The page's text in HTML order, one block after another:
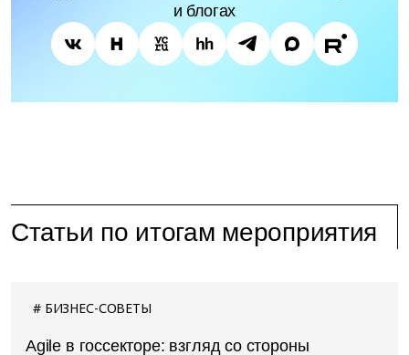
и блогах
Статьи по итогам мероприятия
БИЗНЕС-СОВЕТЫ
Agile в госсекторе: взгляд со стороны